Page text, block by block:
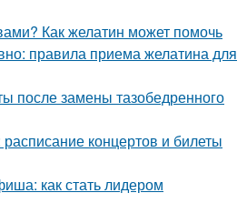
Как желатин может помочь
правила приема желатина для
после замены тазобедренного
концертов и билеты
как стать лидером